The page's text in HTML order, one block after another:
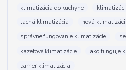
klimatizácia do kuchyne
lacná klimatizácia
nová
správne fungovanie klimatizácie
kazetové klimatizácie
ako funguje
carrier klimatizácia